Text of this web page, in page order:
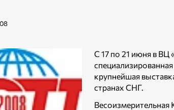
С 17 по 21 июня в
крупнейшая
странах СНГ.